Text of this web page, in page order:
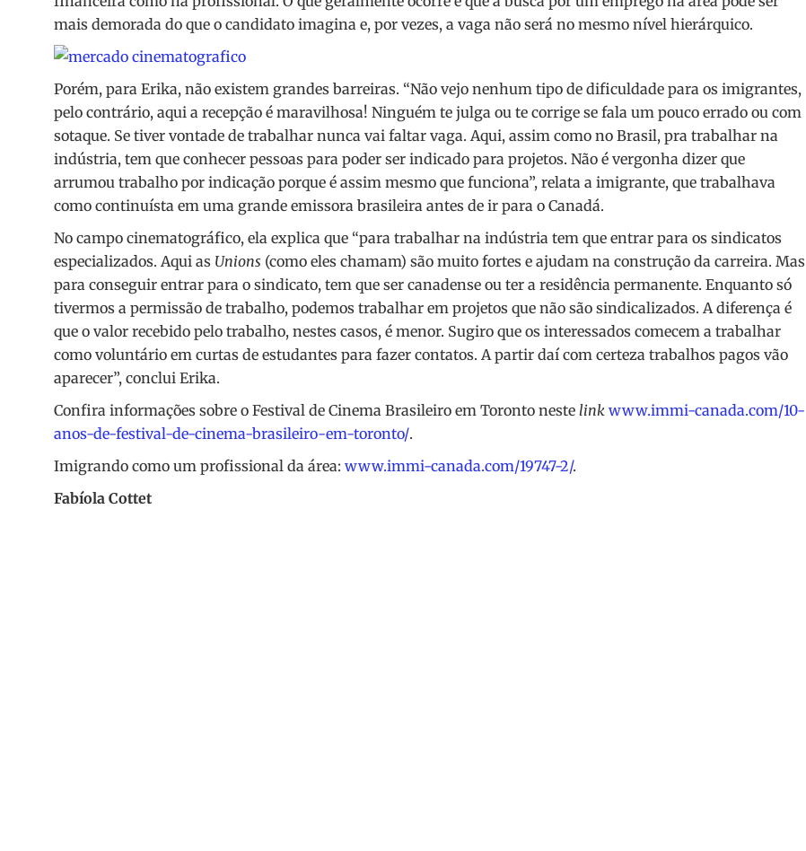
mais demorada do que o candidato imagina e, por vezes, a vaga não será no mesmo nível hierárquico.
Porém, para Erika, não existem grandes barreiras. “Não vejo nenhum tipo de dificuldade para os imigrantes,
pelo contrário, aqui a recepção é maravilhosa! Ninguém te julga ou te corrige se fala um pouco errado ou com
sotaque. Se tiver vontade de trabalhar nunca vai faltar vaga. Aqui, assim como no Brasil, pra trabalhar na
indústria, tem que conhecer pessoas para poder ser indicado para projetos. Não é vergonha dizer que
arrumou trabalho por indicação porque é assim mesmo que funciona”, relata a imigrante, que trabalhava
como continuísta em uma grande emissora brasileira antes de ir para o Canadá.
No campo cinematográfico, ela explica que “para trabalhar na indústria tem que entrar para os sindicatos
especializados. Aqui as Unions (como eles chamam) são muito fortes e ajudam na construção da carreira. Mas
para conseguir entrar para o sindicato, tem que ser canadense ou ter a residência permanente. Enquanto só
tivermos a permissão de trabalho, podemos trabalhar em projetos que não são sindicalizados. A diferença é
que o valor recebido pelo trabalho, nestes casos, é menor. Sugiro que os interessados comecem a trabalhar
como voluntário em curtas de estudantes para fazer contatos. A partir daí com certeza trabalhos pagos vão
aparecer”, conclui Erika.
Confira informações sobre o Festival de Cinema Brasileiro em Toronto neste link www.immi-canada.com/10-
anos-de-festival-de-cinema-brasileiro-em-toronto/.
Imigrando como um profissional da área: www.immi-canada.com/19747-2/.
Fabíola Cottet